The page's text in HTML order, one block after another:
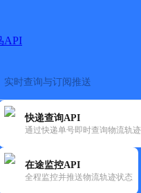
API
实时查询与订阅推送
快递查询API
通过快递单号即时查询物流轨迹
在途监控API
全程监控并推送物流轨迹状态
快递大全>
快运大全